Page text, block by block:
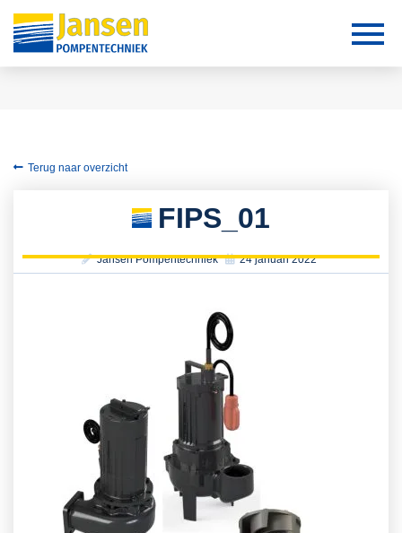
Terug naar overzicht
FIPS_01
Jansen Pompentechniek 24 januari 2022